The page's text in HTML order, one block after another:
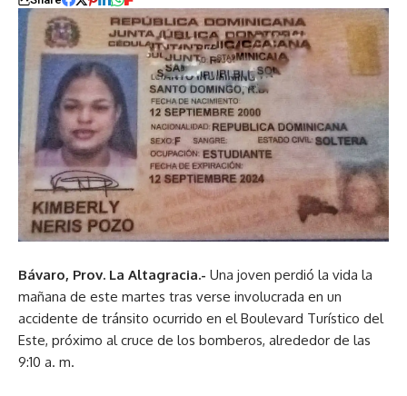
Bávaro, Prov. La Altagracia.- Una joven perdió la vida la
mañana de este martes tras verse involucrada en un
accidente de tránsito ocurrido en el Boulevard Turístico del
Este, próximo al cruce de los bomberos, alrededor de las
9:10 a. m.